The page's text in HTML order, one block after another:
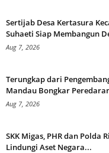
Sertijab Desa Kertasura
Suhaeti Siap Membangun
Aug 7, 2026
Terungkap dari
Mandau Bongkar
Aug 7, 2026
SKK Migas, PHR dan Polda
Lindungi Aset Negara...